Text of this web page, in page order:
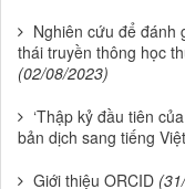
Nghiên cứu để đánh
thái truyền thông học
(02/08/2023)
‘Thập kỷ đầu tiên
bản dịch sang tiếng Việt
Giới thiệu ORCID